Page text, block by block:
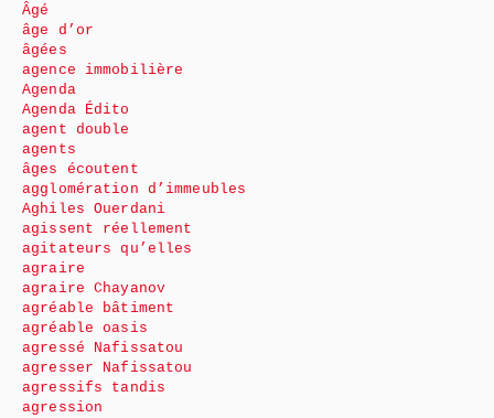
Âgé
âge d’or
âgées
agence immobilière
Agenda
Agenda Édito
agent double
agents
âges écoutent
agglomération d’immeubles
Aghiles Ouerdani
agissent réellement
agitateurs qu’elles
agraire
agraire Chayanov
agréable bâtiment
agréable oasis
agressé Nafissatou
agresser Nafissatou
agressifs tandis
agression